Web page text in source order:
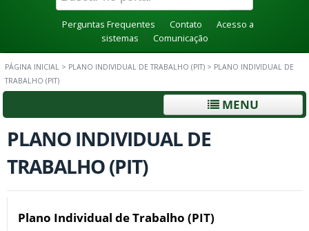
Perguntas Frequentes Contato
Acesso a
sistemas
Comunicação
PÁGINA INICIAL > PLANO INDIVIDUAL DE TRABALHO (PIT) > PLANO INDIVIDUAL DE
TRABALHO (PIT)
MENU
PLANO INDIVIDUAL DE
TRABALHO (PIT)
Plano Individual de Trabalho (PIT)